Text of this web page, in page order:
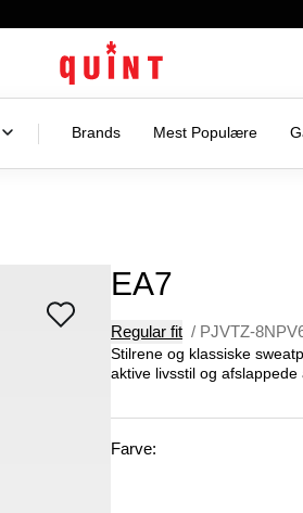
Brands Mest Populære
EA7
Regular fit / PJVTZ-
Stilrene og klassiske
aktive livsstil og afslappede
Farve: